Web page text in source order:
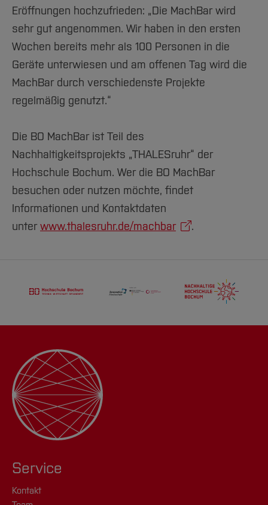
Eröffnungen hochzufrieden: „Die MachBar wird
sehr gut angenommen. Wir haben in den ersten
Wochen bereits mehr als 100 Personen in die
Geräte unterwiesen und am offenen Tag wird die
MachBar durch verschiedenste Projekte
regelmäßig genutzt.“
Die BO MachBar ist Teil des
Nachhaltigkeitsprojekts „THALESruhr“ der
Hochschule Bochum. Wer die BO MachBar
besuchen oder nutzen möchte, findet
Informationen und Kontaktdaten
unterwww.thalesruhr.de/machbar .
Service
Kontakt